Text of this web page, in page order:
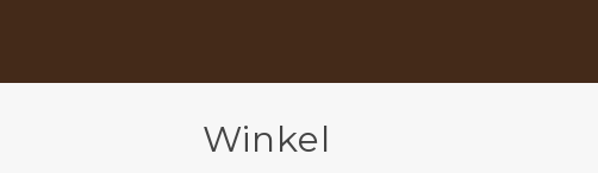
Winkel